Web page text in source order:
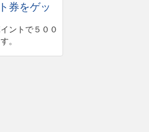
券をゲッ
ントで５００
。